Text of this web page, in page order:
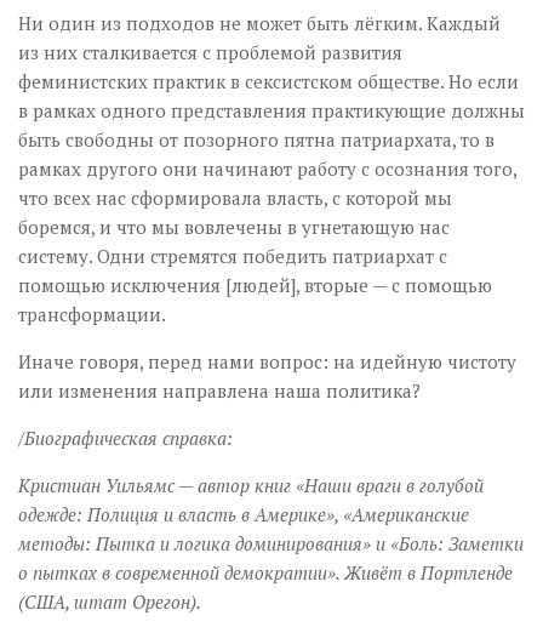
Ни один из подходов не может быть лёгким. Каждый
из них сталкивается с проблемой развития
феминистских практик в сексистском обществе. Но если
в рамках одного представления практикующие должны
быть свободны от позорного пятна патриархата, то в
рамках другого они начинают работу с осознания того,
что всех нас сформировала власть, с которой мы
боремся, и что мы вовлечены в угнетающую нас
систему. Одни стремятся победить патриархат с
помощью исключения [людей], вторые — с помощью
трансформации.
Иначе говоря, перед нами вопрос: на идейную чистоту
или изменения направлена наша политика?
/Биографическая справка:
Кристиан Уильямс — автор книг «Наши враги в голубой
одежде: Полиция и власть в Америке», «Американские
методы: Пытка и логика доминирования» и «Боль: Заметки
о пытках в современной демократии». Живёт в Портленде
(США, штат Орегон).